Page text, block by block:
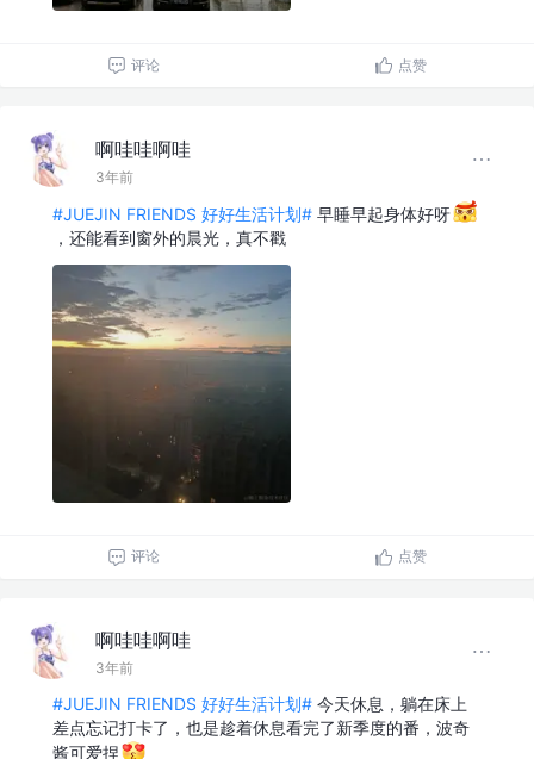
评论 点赞
啊哇哇啊哇
3年前
#JUEJIN FRIENDS 好好生活计划# 早睡早起身体好呀
，还能看到窗外的晨光，真不戳
评论 点赞
啊哇哇啊哇
3年前
#JUEJIN FRIENDS 好好生活计划# 今天休息，躺在床上
差点忘记打卡了，也是趁着休息看完了新季度的番，波奇
酱可爱捏